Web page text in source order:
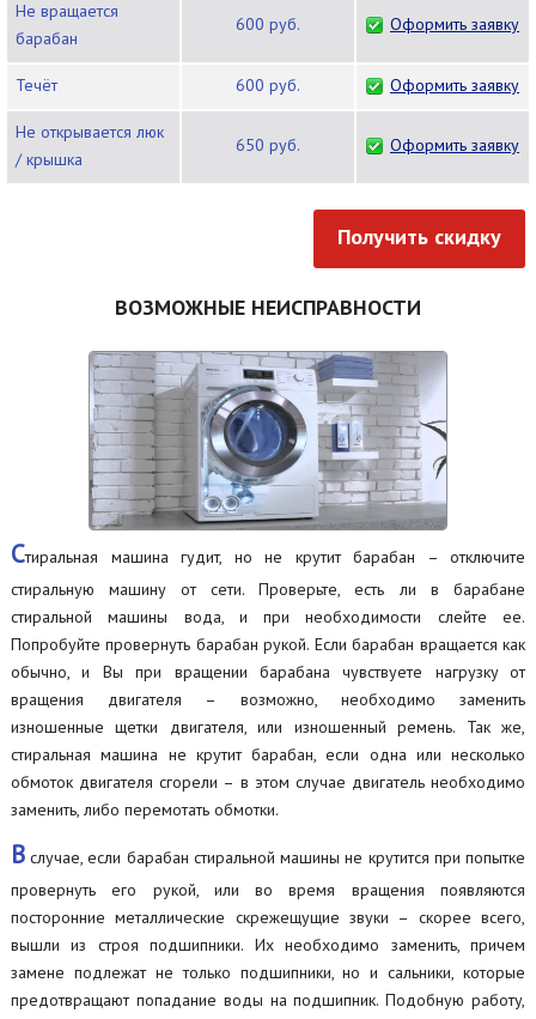
Не вращается
барабан
600 руб. Оформить заявку
Течёт 600 руб. Оформить заявку
Не открывается люк
/ крышка
650 руб. Оформить заявку
Получить скидку
ВОЗМОЖНЫЕ НЕИСПРАВНОСТИ
Стиральная машина гудит, но не крутит барабан – отключите
стиральную машину от сети. Проверьте, есть ли в барабане
стиральной машины вода, и при необходимости слейте ее.
Попробуйте провернуть барабан рукой. Если барабан вращается как
обычно, и Вы при вращении барабана чувствуете нагрузку от
вращения двигателя – возможно, необходимо заменить
изношенные щетки двигателя, или изношенный ремень. Так же,
стиральная машина не крутит барабан, если одна или несколько
обмоток двигателя сгорели – в этом случае двигатель необходимо
заменить, либо перемотать обмотки.
В случае, если барабан стиральной машины не крутится при попытке
провернуть его рукой, или во время вращения появляются
посторонние металлические скрежещущие звуки – скорее всего,
вышли из строя подшипники. Их необходимо заменить, причем
замене подлежат не только подшипники, но и сальники, которые
предотвращают попадание воды на подшипник. Подобную работу,